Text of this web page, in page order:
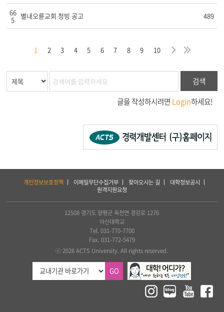
66
5 별내오륜교회 청빙 공고 489
1 2 3 4 5 6 7 8 9 10 다 마
검색
글을 작성하시려면 Login하세요!
개인정보보호정책 이메일무단수집거부 찾아오시는 길
대학정보공시
원격지원요청
12508 경기도 양평군 옥천면 경강로 1276
아신대학교
Tel. 031-770-7700
Fax. 031-772-5479
ⓒ 2026 ACTS University. All rights reserved.
GO